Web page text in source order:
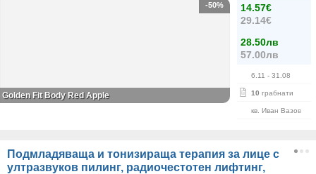
14.57€
29.14€
28.50лв
57.00лв
6.11 - 31.08
10 грабнати
кв. Иван Вазов
-50%
Golden Fit Body Red Apple
Подмладяваща и тонизираща терапия за лице с
ултразвуков пилинг, радиочестотен лифтинг,